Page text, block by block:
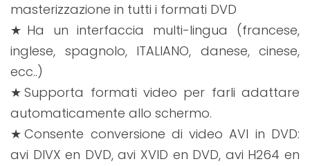
masterizzazione in tutti i formati DVD
★Ha un interfaccia multi-lingua (francese,
inglese, spagnolo, ITALIANO, danese, cinese,
ecc..)
★Supporta formati video per farli adattare
automaticamente allo schermo.
★Consente conversione di video AVI in DVD:
avi DIVX en DVD, avi XVID en DVD, avi H264 en